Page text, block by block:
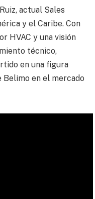
actual Sales
y el Caribe. Con
HVAC y una visión
técnico,
en una figura
Belimo en el mercado